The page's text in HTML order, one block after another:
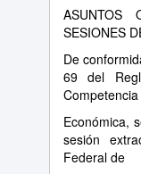
ASUNTOS
SESIONES
De
69 del
Competencia
Económica,
sesión
Federal de